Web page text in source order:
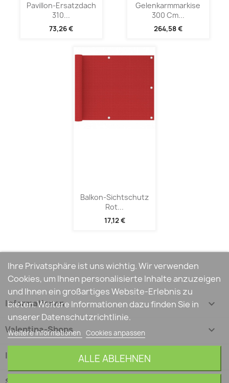
Pavillon-Ersatzdach
310...
73,26 €
Gelenkarmmarkise
300 Cm...
264,58 €
Balkon-Sichtschutz
Rot...
17,12 €
Informationen 
Valentina-Shops 
Ihr Konto
Ihre Privatsphäre ist uns wichtig. Wir verwenden
Cookies, um Ihnen personalisierte Inhalte anzuzeigen
und Ihnen ein großartiges Website-Erlebnis zu
bieten. Weitere Informationen dazu finden Sie in
unserer Datenschutzrichtlinie.
Weitere Informationen Cookies anpassen
ALLE ABLEHNEN